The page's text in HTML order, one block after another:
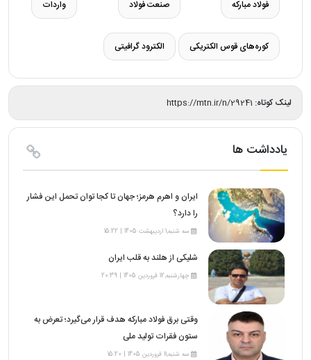
فولاد مبارکه صنعت فولاد واردات
کوره‌های قوس الکتریکی الکترود گرافیتی
لینک کوتاه: https://mtn.ir/n/29241
یادداشت ها
ایران و اهرم هرمز؛ جهان تا کجا توان تحمل این فشار
را دارد؟
سه شنبه,1 اردیبهشت 1405 | 15:22
شلیکی از هلند به قلب ایران
چهارشنبه,12 فروردین 1405 | 20:39
وقتی برق فولاد مبارکه هدف قرار می‌گیرد؛ تعرض به
ستون فقرات تولید ملی
سه شنبه,11 فروردین 1405 | 15:20